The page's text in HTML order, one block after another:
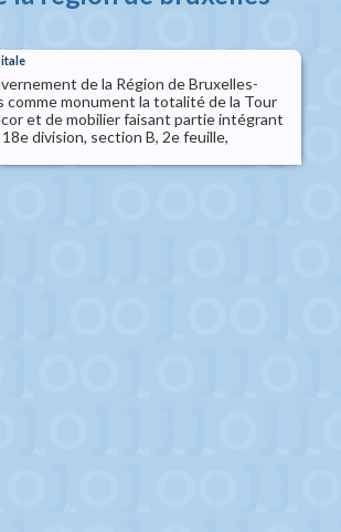
de la Région de Bruxelles-
comme monument la totalité de la Tour
et de mobilier faisant partie intégrant
division, section B, 2e feuille,